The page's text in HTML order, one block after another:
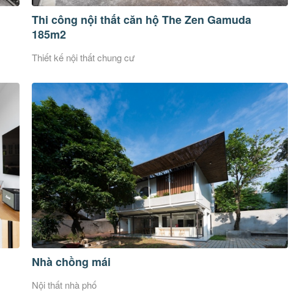
Thi công nội thất căn hộ The Zen Gamuda
185m2
Thiết kế nội thất chung cư
Nhà chồng mái
Nội thất nhà phố